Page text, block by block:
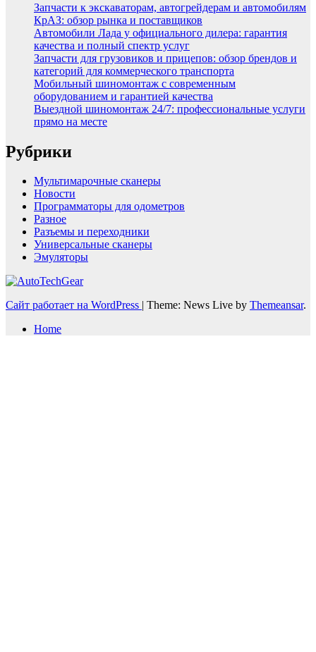
Запчасти к экскаваторам, автогрейдерам и автомобилям
КрАЗ: обзор рынка и поставщиков
Автомобили Лада у официального дилера: гарантия
качества и полный спектр услуг
Запчасти для грузовиков и прицепов: обзор брендов и
категорий для коммерческого транспорта
Мобильный шиномонтаж с современным
оборудованием и гарантией качества
Выездной шиномонтаж 24/7: профессиональные услуги
прямо на месте
Рубрики
Мультимарочные сканеры
Новости
Программаторы для одометров
Разное
Разъемы и переходники
Универсальные сканеры
Эмуляторы
Сайт работает на WordPress | Theme: News Live by Themeansar.
Home